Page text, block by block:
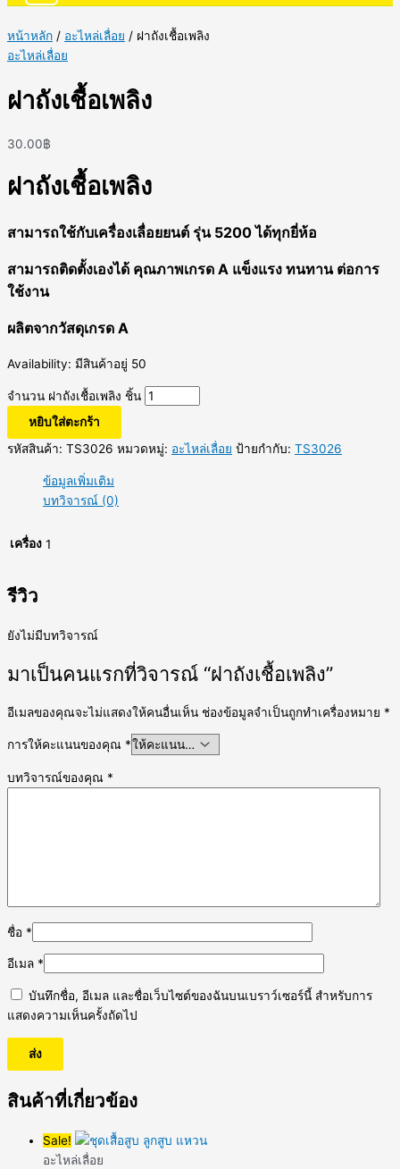
หน้าหลัก / อะไหล่เลื่อย / ฝาถังเชื้อเพลิง
อะไหล่เลื่อย
ฝาถังเชื้อเพลิง
30.00฿
ฝาถังเชื้อเพลิง
สามารถใช้กับเครื่องเลื่อยยนต์ รุ่น 5200 ได้ทุกยี่ห้อ
สามารถติดตั้งเองได้ คุณภาพเกรด A แข็งแรง ทนทาน ต่อการ
ใช้งาน
ผลิตจากวัสดุเกรด A
Availability: มีสินค้าอยู่ 50
จำนวน ฝาถังเชื้อเพลิง ชิ้น
หยิบใส่ตะกร้า
รหัสสินค้า: TS3026 หมวดหมู่: อะไหล่เลื่อย ป้ายกำกับ: TS3026
ข้อมูลเพิ่มเติม
บทวิจารณ์ (0)
เครื่อง 1
รีวิว
ยังไม่มีบทวิจารณ์
มาเป็นคนแรกที่วิจารณ์ “ฝาถังเชื้อเพลิง”
อีเมลของคุณจะไม่แสดงให้คนอื่นเห็น ช่องข้อมูลจำเป็นถูกทำเครื่องหมาย *
การให้คะแนนของคุณ *
บทวิจารณ์ของคุณ *
ชื่อ *
อีเมล *
บันทึกชื่อ, อีเมล และชื่อเว็บไซต์ของฉันบนเบราว์เซอร์นี้ สำหรับการ
แสดงความเห็นครั้งถัดไป
สินค้าที่เกี่ยวข้อง
Sale!
อะไหล่เลื่อย